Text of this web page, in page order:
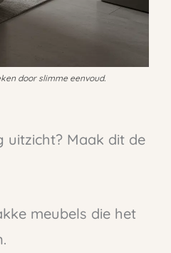
door slimme eenvoud.
uitzicht? Maak dit de
meubels die het